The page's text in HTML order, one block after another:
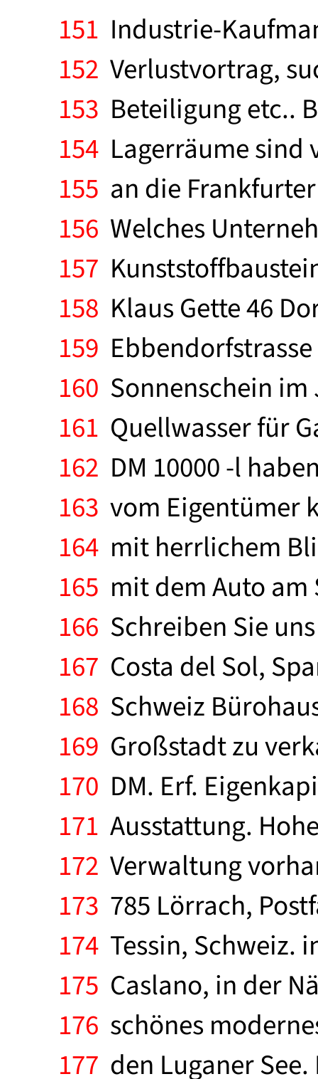
151 Industrie-
152 Verlustvortrag,
153 Beteiligung etc..
154 Lagerräume sind
155 an die
156 Welches
157
158 Klaus Gette 46
159
160 Sonnenschein
161 Quellwasser für
162 DM 10000 -l
163 vom Eigentümer
164 mit herrlichem
165 mit dem Auto
166 Schreiben Sie
167 Costa del Sol,
168 Schweiz
169 Großstadt zu
170 DM. Erf.
171 Ausstattung.
172 Verwaltung
173 785 Lörrach,
174 Tessin, Schweiz.
175 Caslano, in der
176 schönes
177 den Luganer